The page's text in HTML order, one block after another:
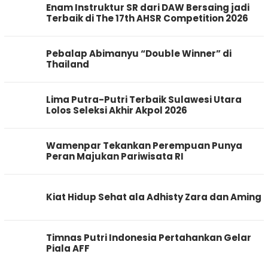
Enam Instruktur SR dari DAW Bersaing jadi
Terbaik di The 17th AHSR Competition 2026
Pebalap Abimanyu “Double Winner” di
Thailand
Lima Putra-Putri Terbaik Sulawesi Utara
Lolos Seleksi Akhir Akpol 2026
Wamenpar Tekankan Perempuan Punya
Peran Majukan Pariwisata RI
Kiat Hidup Sehat ala Adhisty Zara dan Aming
Timnas Putri Indonesia Pertahankan Gelar
Piala AFF